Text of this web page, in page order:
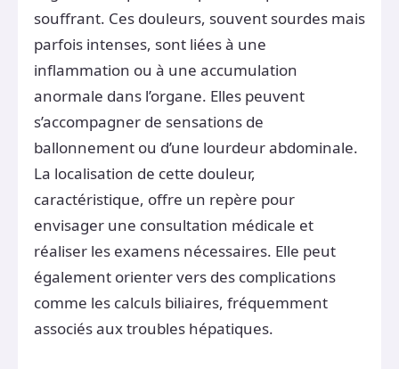
souffrant. Ces douleurs, souvent sourdes mais
parfois intenses, sont liées à une
inflammation ou à une accumulation
anormale dans l’organe. Elles peuvent
s’accompagner de sensations de
ballonnement ou d’une lourdeur abdominale.
La localisation de cette douleur,
caractéristique, offre un repère pour
envisager une consultation médicale et
réaliser les examens nécessaires. Elle peut
également orienter vers des complications
comme les calculs biliaires, fréquemment
associés aux troubles hépatiques.